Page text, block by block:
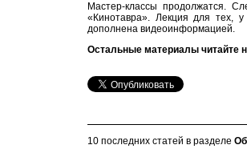
Мастер-классы продолжатся.
«Кинотавра». Лекция для тех,
дополнена видеоинформацией.
Остальные материалы читайте
10 последних статей в разделе